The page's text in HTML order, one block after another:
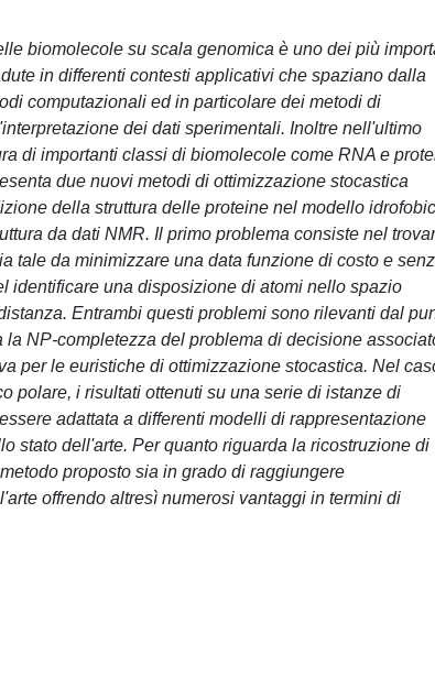
biomolecole su scala genomica è uno dei più
in differenti contesti applicativi che spaziano dalla
computazionali ed in particolare dei metodi di
dei dati sperimentali. Inoltre nell'ultimo
di importanti classi di biomolecole come RNA e
due nuovi metodi di ottimizzazione stocastica
della struttura delle proteine nel modello
da dati NMR. Il primo problema consiste nel
tale da minimizzare una data funzione di costo e
identificare una disposizione di atomi nello spazio
Entrambi questi problemi sono rilevanti dal
NP-completezza del problema di decisione
per le euristiche di ottimizzazione stocastica. Nel
polare, i risultati ottenuti su una serie di istanze di
adattata a differenti modelli di rappresentazione
stato dell'arte. Per quanto riguarda la ricostruzione di
proposto sia in grado di raggiungere
offrendo altresì numerosi vantaggi in termini di